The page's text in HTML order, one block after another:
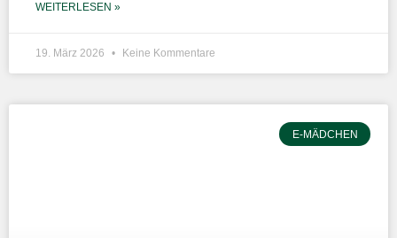
WEITERLESEN »
19. März 2026 Keine Kommentare
E-MÄDCHEN